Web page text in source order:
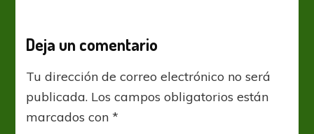
Deja un comentario
Tu dirección de correo electrónico no será
publicada. Los campos obligatorios están
marcados con*